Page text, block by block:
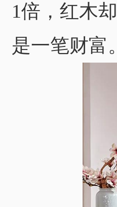
1倍，红木
是一笔财富